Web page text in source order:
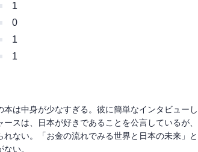
1
0
1
1
は中身が少なすぎる。彼に簡単なインタビューし
スは、日本が好きであることを公言しているが、
ない。「お金の流れでみる世界と日本の未来」と
い。